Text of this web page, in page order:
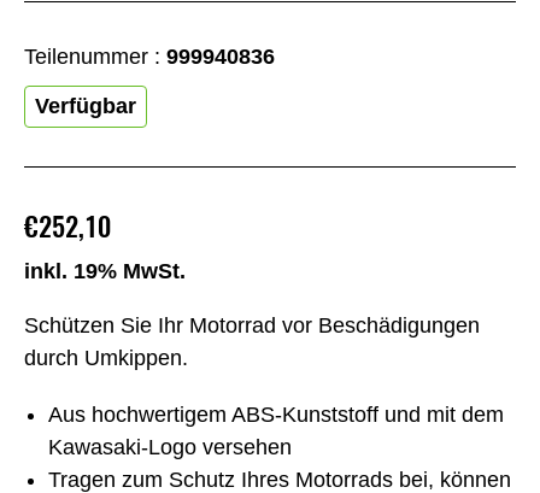
Schützen Sie Ihr Motorrad vor Beschädigungen
durch Umkippen.
Aus hochwertigem ABS-Kunststoff und mit dem
Kawasaki-Logo versehen
Tragen zum Schutz Ihres Motorrads bei, können
€252,10
inkl. 19% MwSt.
Teilenummer : 999940836
Verfügbar